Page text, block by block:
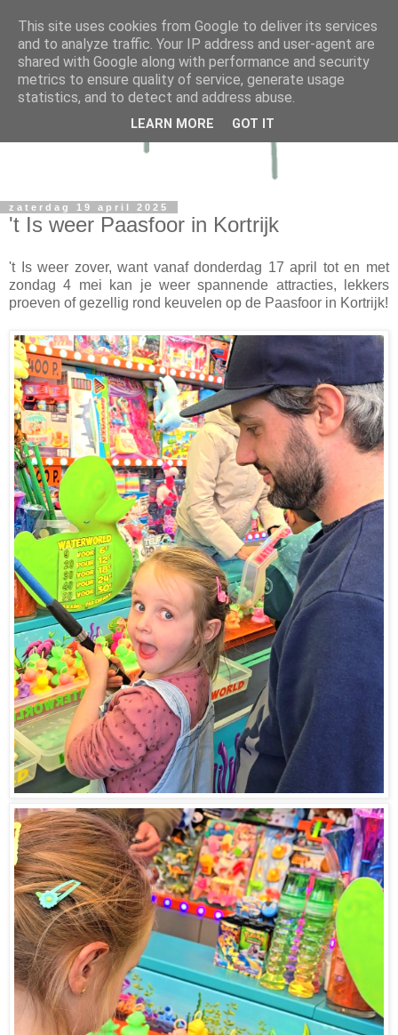
zaterdag 19 april 2025
't Is weer Paasfoor in Kortrijk
't Is weer zover, want vanaf donderdag 17 april tot en met
zondag 4 mei kan je weer spannende attracties, lekkers
proeven of gezellig rond keuvelen op de Paasfoor in Kortrijk!
This site uses cookies from Google to deliver its services
and to analyze traffic. Your IP address and user-agent are
shared with Google along with performance and security
metrics to ensure quality of service, generate usage
statistics, and to detect and address abuse.
LEARN MORE GOT IT